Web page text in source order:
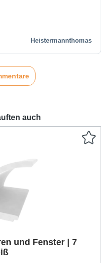
Heistermannthomas
auch
und Fenster | 7